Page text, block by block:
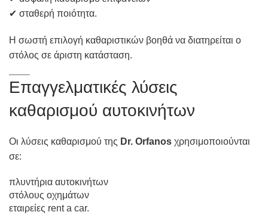
✔ σταθερή ποιότητα.
Η σωστή επιλογή καθαριστικών βοηθά να διατηρείται ο
στόλος σε άριστη κατάσταση.
Επαγγελματικές λύσεις
καθαρισμού αυτοκινήτων
Οι λύσεις καθαρισμού της Dr. Orfanos χρησιμοποιούνται
σε:
πλυντήρια αυτοκινήτων
στόλους οχημάτων
εταιρείες rent a car.